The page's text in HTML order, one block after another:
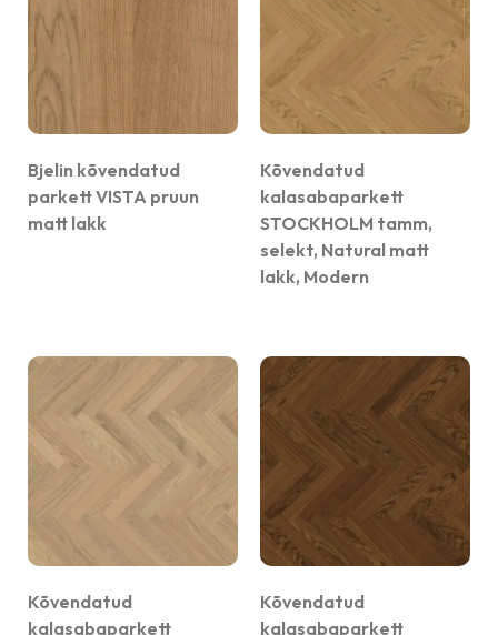
Bjelin kõvendatud
parkett VISTA pruun
matt lakk
Kõvendatud
kalasabaparkett
STOCKHOLM tamm,
selekt, Natural matt
lakk, Modern
Kõvendatud
kalasabaparkett
Kõvendatud
kalasabaparkett